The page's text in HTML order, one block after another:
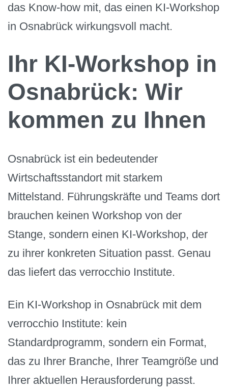
das Know-how mit, das einen KI-Workshop
in Osnabrück wirkungsvoll macht.
Ihr KI-Workshop in
Osnabrück: Wir
kommen zu Ihnen
Osnabrück ist ein bedeutender
Wirtschaftsstandort mit starkem
Mittelstand. Führungskräfte und Teams dort
brauchen keinen Workshop von der
Stange, sondern einen KI-Workshop, der
zu ihrer konkreten Situation passt. Genau
das liefert das verrocchio Institute.
Ein KI-Workshop in Osnabrück mit dem
verrocchio Institute: kein
Standardprogramm, sondern ein Format,
das zu Ihrer Branche, Ihrer Teamgröße und
Ihrer aktuellen Herausforderung passt.